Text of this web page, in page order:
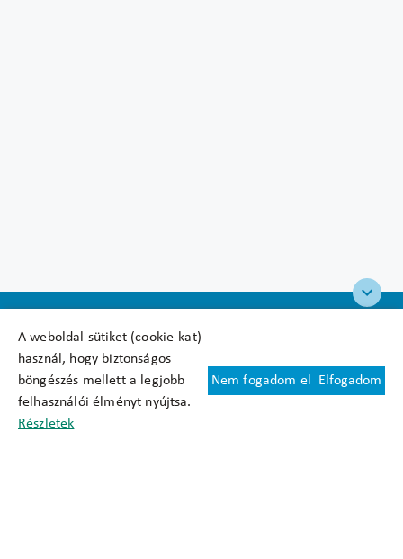
A weboldal sütiket (cookie-kat)
használ, hogy biztonságos
böngészés mellett a legjobb
felhasználói élményt nyújtsa.
Részletek
Nem fogadom el Elfogadom
Felhasználási feltételek